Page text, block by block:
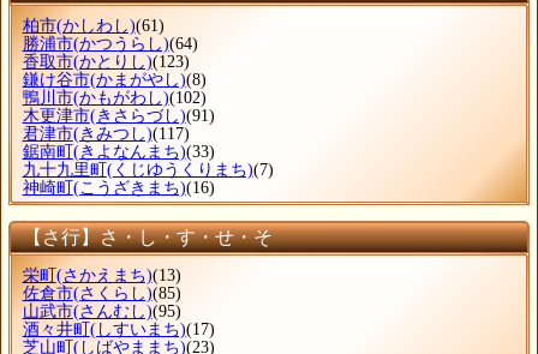
柏市(かしわし)(61)
勝浦市(かつうらし)(64)
香取市(かとりし)(123)
鎌け谷市(かまがやし)(8)
鴨川市(かもがわし)(102)
木更津市(きさらづし)(91)
君津市(きみつし)(117)
鋸南町 (きよなんまち)(33)
九十九里町 (くじゆうくりまち)(7)
神崎町 (こうざきまち)(16)
【さ行】さ・し・す・せ・そ
栄町(さかえまち)(13)
佐倉市(さくらし)(85)
山武市(さんむし)(95)
酒々井町(しすいまち)(17)
芝山町(しばやままち)(23)